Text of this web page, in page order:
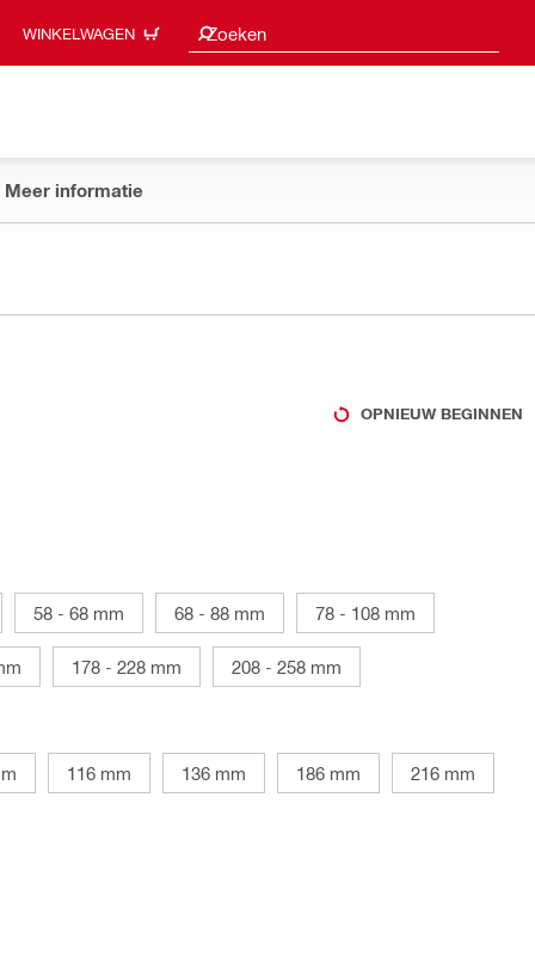
WINKELWAGEN Zoeken
Zoeksuggesties
Meer informatie
OPNIEUW BEGINNEN
58 - 68 mm 68 - 88 mm 78 - 108 mm
178 - 228 mm 208 - 258 mm
116 mm 136 mm 186 mm 216 mm